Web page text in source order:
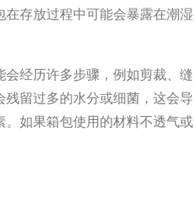
存放过程中可能会暴露在潮湿
经历许多步骤，例如剪裁、缝
留过多的水分或细菌，这会导
如果箱包使用的材料不透气或